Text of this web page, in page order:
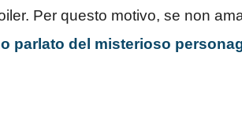
Per questo motivo, se non
parlato del misterioso